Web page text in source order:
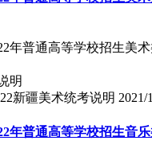
年普通高等学校招生美
新疆美术统考说明 2021/
年普通高等学校招生音